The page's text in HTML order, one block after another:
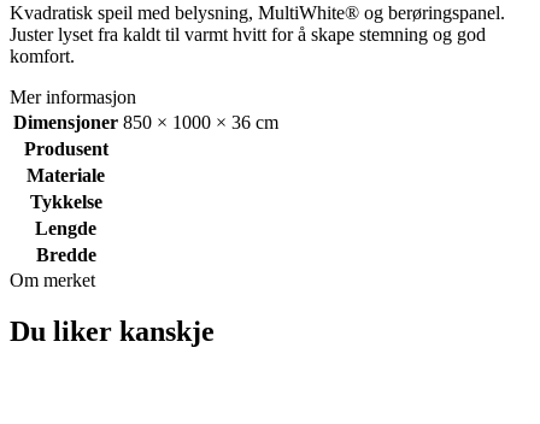
Kvadratisk speil med belysning, MultiWhite® og berøringspanel.
Juster lyset fra kaldt til varmt hvitt for å skape stemning og god
komfort.
Mer informasjon
Dimensjoner 850 × 1000 × 36 cm
Produsent
Materiale
Tykkelse
Lengde
Bredde
Om merket
Du liker kanskje